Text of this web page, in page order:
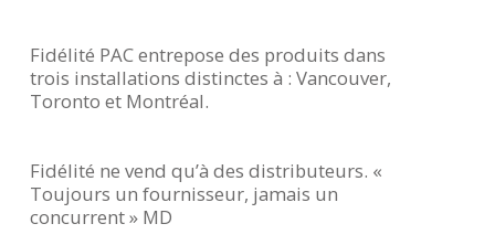
Fidélité PAC entrepose des produits dans
trois installations distinctes à : Vancouver,
Toronto et Montréal.
Fidélité ne vend qu’à des distributeurs. «
Toujours un fournisseur, jamais un
concurrent » MD